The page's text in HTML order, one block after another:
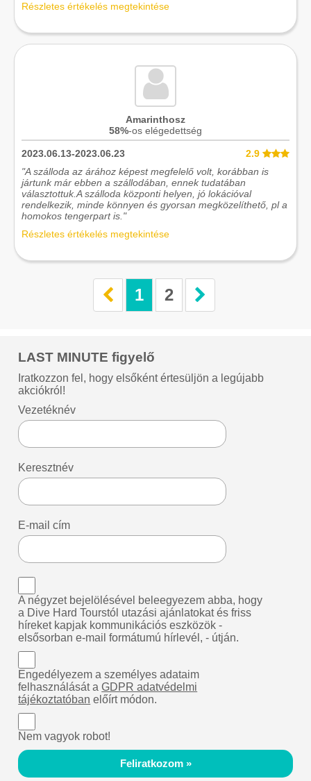
Részletes értékelés megtekintése
Amarinthosz
58%-os elégedettség
2023.06.13-2023.06.23
2.9
"A szálloda az árához képest megfelelő volt, korábban is
jártunk már ebben a szállodában, ennek tudatában
választottuk.A szálloda központi helyen, jó lokációval
rendelkezik, minde könnyen és gyorsan megközelíthető, pl a
homokos tengerpart is."
Részletes értékelés megtekintése
1 2
LAST MINUTE figyelő
Iratkozzon fel, hogy elsőként értesüljön a legújabb
akciókról!
Vezetéknév
Keresztnév
E-mail cím
A négyzet bejelölésével beleegyezem abba, hogy
a Dive Hard Tourstól utazási ajánlatokat és friss
híreket kapjak kommunikációs eszközök -
elsősorban e-mail formátumú hírlevél, - útján.
Engedélyezem a személyes adataim
felhasználását aGDPR adatvédelmi
tájékoztatóban előírt módon.
Nem vagyok robot!
Feliratkozom »